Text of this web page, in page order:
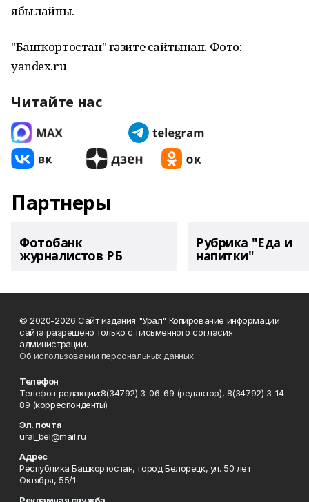
ябылғайны.
"Башҡортостан" гәзите сайтынан. Фото:
yandex.ru
Читайте нас
Партнеры
Фотобанк
журналистов РБ
Рубрика "Еда и
напитки"
© 2020-2026 Сайт издания "Урал" Копирование информации
сайта разрешено только с письменного согласия
администрации.
Об использовании персональных данных
Телефон
Телефон редакции:8(34792) 3-06-69 (редактор), 8(34792) 3-14-
89 (корреспонденты)
Эл. почта
ural_bel@mail.ru
Адрес
Республика Башкортостан, город Белорецк, ул. 50 лет
Октября, 55/1